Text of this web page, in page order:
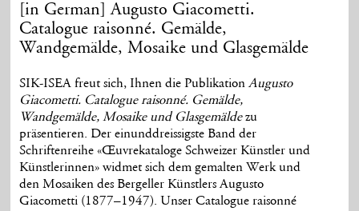
[in German] Augusto Giacometti.
Catalogue raisonné. Gemälde,
Wandgemälde, Mosaike und Glasgemälde
SIK-ISEA freut sich, Ihnen die PublikationAugusto
Giacometti. Catalogue raisonné. Gemälde,
Wandgemälde, Mosaike und Glasgemäldezu
präsentieren. Der einunddreissigste Band der
Schriftenreihe «Œuvrekataloge Schweizer Künstler und
Künstlerinnen» widmet sich dem gemalten Werk und
den Mosaiken des Bergeller Künstlers Augusto
Giacometti (1877–1947). Unser Catalogue raisonné